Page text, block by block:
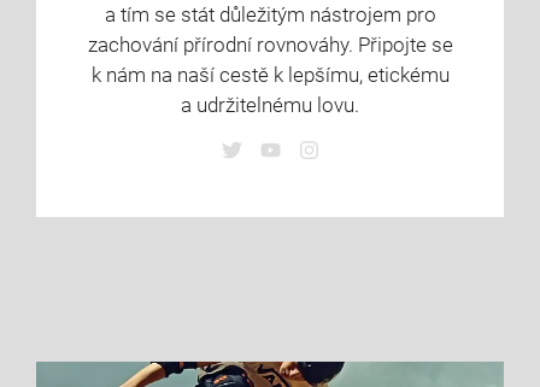
a tím se stát důležitým nástrojem pro
zachování přírodní rovnováhy. Připojte se
k nám na naší cestě k lepšímu, etickému
a udržitelnému lovu.